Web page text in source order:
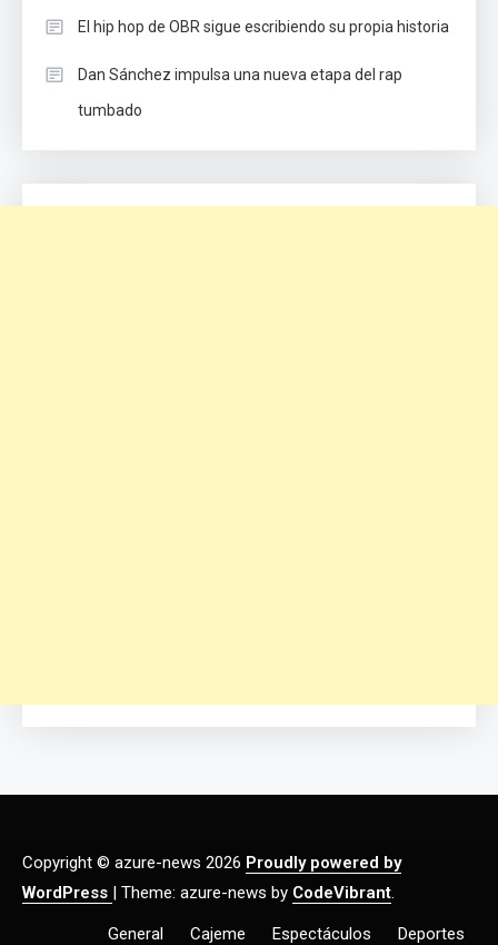
El hip hop de OBR sigue escribiendo su propia historia
Dan Sánchez impulsa una nueva etapa del rap
tumbado
Copyright © azure-news 2026 Proudly powered by
WordPress | Theme: azure-news by CodeVibrant.
General Cajeme Espectáculos Deportes